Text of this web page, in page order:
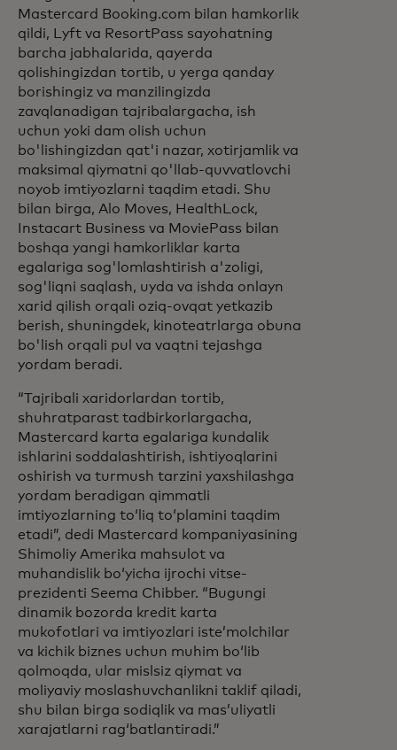
Mastercard Booking.com bilan hamkorlik
qildi, Lyft va ResortPass sayohatning
barcha jabhalarida, qayerda
qolishingizdan tortib, u yerga qanday
borishingiz va manzilingizda
zavqlanadigan tajribalargacha, ish
uchun yoki dam olish uchun
bo'lishingizdan qat'i nazar, xotirjamlik va
maksimal qiymatni qo'llab-quvvatlovchi
noyob imtiyozlarni taqdim etadi. Shu
bilan birga, Alo Moves, HealthLock,
Instacart Business va MoviePass bilan
boshqa yangi hamkorliklar karta
egalariga sog'lomlashtirish a'zoligi,
sog'liqni saqlash, uyda va ishda onlayn
xarid qilish orqali oziq-ovqat yetkazib
berish, shuningdek, kinoteatrlarga obuna
bo'lish orqali pul va vaqtni tejashga
yordam beradi.
“Tajribali xaridorlardan tortib,
shuhratparast tadbirkorlargacha,
Mastercard karta egalariga kundalik
ishlarini soddalashtirish, ishtiyoqlarini
oshirish va turmush tarzini yaxshilashga
yordam beradigan qimmatli
imtiyozlarning toʻliq toʻplamini taqdim
etadi”, dedi Mastercard kompaniyasining
Shimoliy Amerika mahsulot va
muhandislik boʻyicha ijrochi vitse-
prezidenti Seema Chibber. “Bugungi
dinamik bozorda kredit karta
mukofotlari va imtiyozlari isteʼmolchilar
va kichik biznes uchun muhim boʻlib
qolmoqda, ular mislsiz qiymat va
moliyaviy moslashuvchanlikni taklif qiladi,
shu bilan birga sodiqlik va masʼuliyatli
xarajatlarni ragʻbatlantiradi.”